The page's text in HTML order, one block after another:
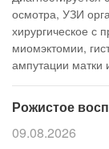
осмотра, УЗИ
хирургическое с
миомэктомии,
ампутации матки
Рожистое
09.08.2026